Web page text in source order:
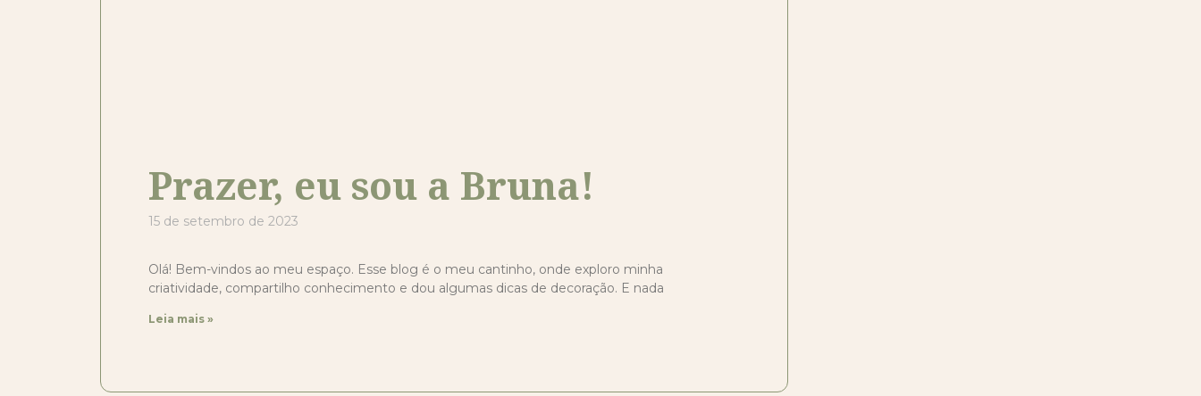
Prazer, eu sou a Bruna!
15 de setembro de 2023
Olá! Bem-vindos ao meu espaço. Esse blog é o meu cantinho, onde exploro minha
criatividade, compartilho conhecimento e dou algumas dicas de decoração. E nada
Leia mais »